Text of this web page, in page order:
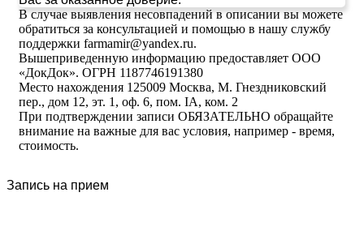
В случае выявления несовпадений в описании вы можете
обратиться за консультацией и помощью в нашу службу
поддержки farmamir@yandex.ru.
Вышеприведенную информацию предоставляет ООО
«ДокДок». ОГРН 1187746191380
Место нахождения 125009 Москва, М. Гнездниковский
пер., дом 12, эт. 1, оф. 6, пом. IA, ком. 2
При подтверждении записи ОБЯЗАТЕЛЬНО обращайте
внимание на важные для вас условия, например - время,
стоимость.
Запись на прием